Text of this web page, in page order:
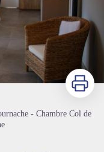
Imprimer
- Chambre Col de